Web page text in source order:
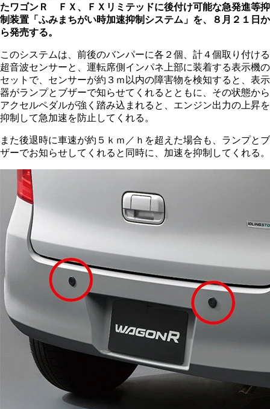
たワゴンＲ ＦＸ、ＦＸリミテッドに後付け可能な急発進等抑
制装置「ふみまちがい時加速抑制システム」を、８月２１日か
ら発売する。
このシステムは、前後のバンパーに各２個、計４個取り付ける
超音波センサーと、運転席側インパネ上部に装着する表示機の
セットで、センサーが約３ｍ以内の障害物を検知すると、表示
器がランプとブザーで知らせてくれるとともに、その状態から
アクセルペダルが強く踏み込まれると、エンジン出力の上昇を
抑制して急加速を防止してくれる。
また後退時に車速が約５ｋｍ／ｈを超えた場合も、ランプとブ
ザーでお知らせしてくれると同時に、加速を抑制してくれる。